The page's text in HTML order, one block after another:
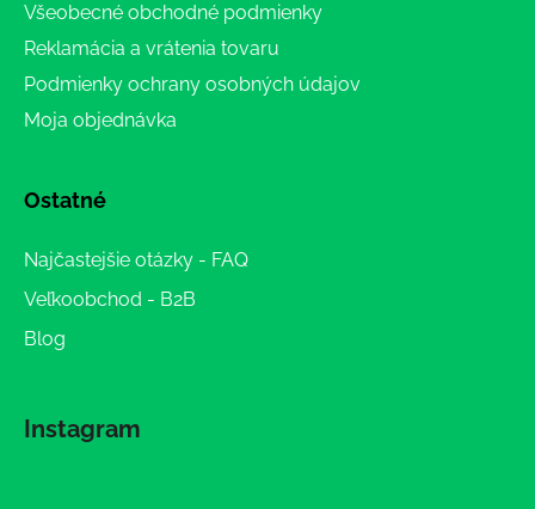
Všeobecné obchodné podmienky
Reklamácia a vrátenia tovaru
Podmienky ochrany osobných údajov
Moja objednávka
Ostatné
Najčastejšie otázky - FAQ
Veľkoobchod - B2B
Blog
Instagram